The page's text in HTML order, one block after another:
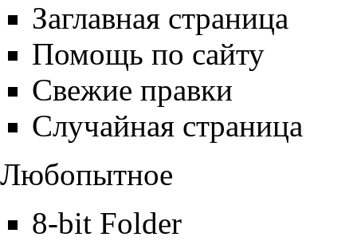
Заглавная страница
Помощь по сайту
Свежие правки
Случайная страница
Любопытное
8-bit Folder